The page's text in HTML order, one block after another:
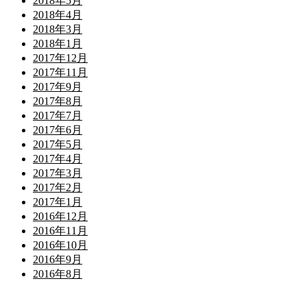
2018年4月
2018年3月
2018年1月
2017年12月
2017年11月
2017年9月
2017年8月
2017年7月
2017年6月
2017年5月
2017年4月
2017年3月
2017年2月
2017年1月
2016年12月
2016年11月
2016年10月
2016年9月
2016年8月